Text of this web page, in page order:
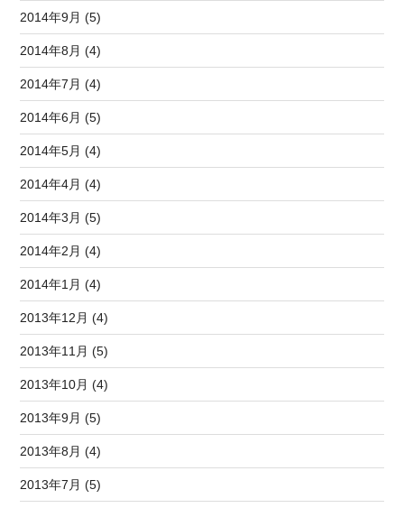
2014年9月 (5)
2014年8月 (4)
2014年7月 (4)
2014年6月 (5)
2014年5月 (4)
2014年4月 (4)
2014年3月 (5)
2014年2月 (4)
2014年1月 (4)
2013年12月 (4)
2013年11月 (5)
2013年10月 (4)
2013年9月 (5)
2013年8月 (4)
2013年7月 (5)